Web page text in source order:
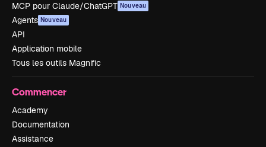
MCP pour Claude/ChatGPT Nouveau
Agents Nouveau
API
Application mobile
Tous les outils Magnific
Commencer
Academy
Documentation
Assistance